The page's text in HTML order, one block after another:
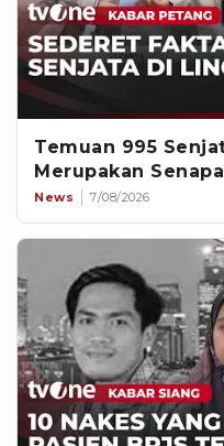
Temuan 995
Merupakan
News 7/08/2026